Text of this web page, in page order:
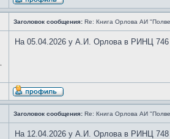
Заголовок сообщения: Re: Книга Орлова АИ
На 05.04.2026 у А.И. Орлова в РИНЦ 746
Заголовок сообщения: Re: Книга Орлова АИ
На 12.04.2026 у А.И. Орлова в РИНЦ 748